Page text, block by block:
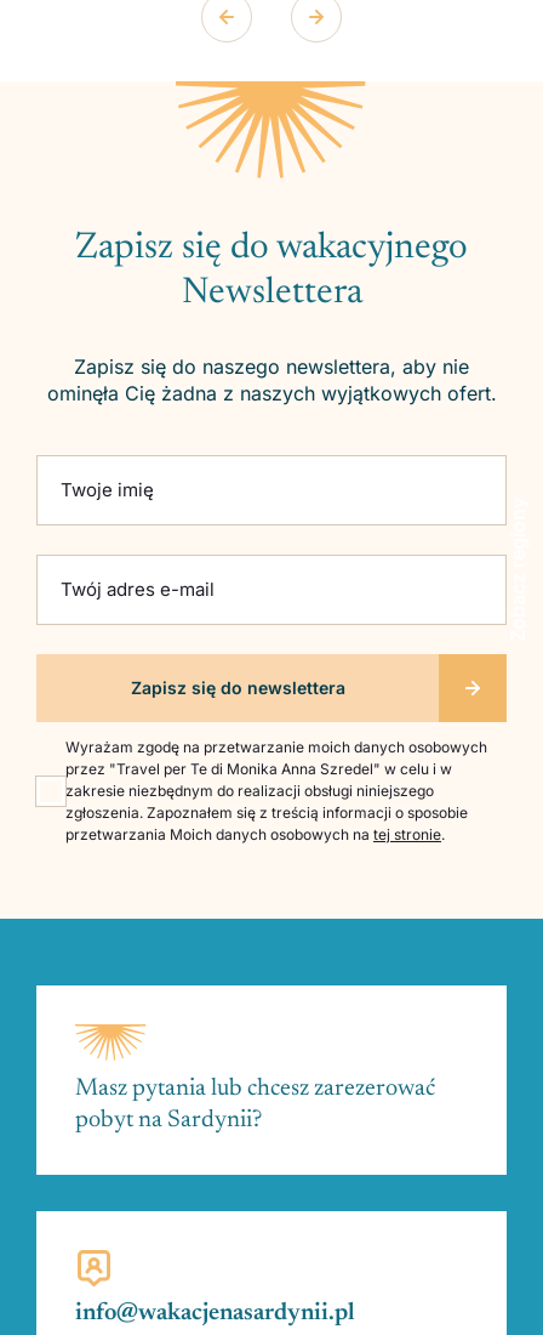
Zapisz się do wakacyjnego
Newslettera
Zapisz się do naszego newslettera, aby nie
ominęła Cię żadna z naszych wyjątkowych ofert.
Twoje imię
Twój adres e-mail
Wyrażam zgodę na przetwarzanie moich danych osobowych
przez "Travel per Te di Monika Anna Szredel" w celu i w
zakresie niezbędnym do realizacji obsługi niniejszego
zgłoszenia. Zapoznałem się z treścią informacji o sposobie
przetwarzania Moich danych osobowych na tej stronie.
Masz pytania lub chcesz zarezerować
pobyt na Sardynii?
info@wakacjenasardynii.pl
Zobacz regiony